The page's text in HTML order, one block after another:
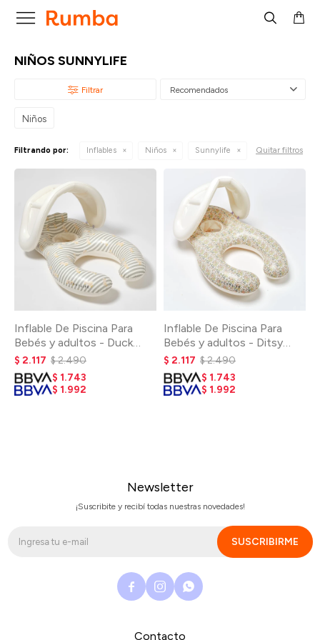

NIÑOS SUNNYLIFE
Recomendados
Niños
Filtrando por: Inflables Niños Sunnylife Quitar filtros
Inflable De Piscina Para
Bebés y adultos - Duck
Sage Stripe
$ 2.117 $2.490
$ 1.743
$ 1.992
Inflable De Piscina Para
Bebés y adultos - Ditsy
Floral
$ 2.117 $2.490
$ 1.743
$ 1.992
Contacto
Newsletter
¡Suscribite y recibí todas nuestras novedades!
SUSCRIBIRME
  